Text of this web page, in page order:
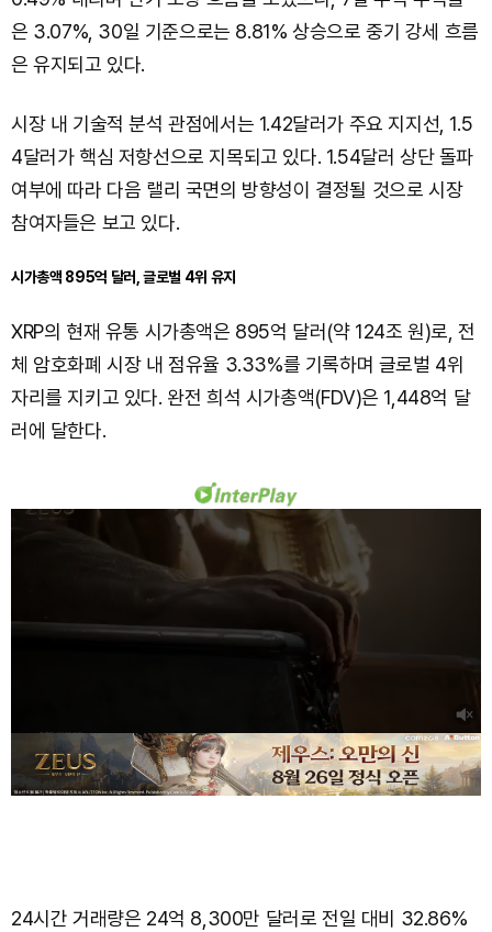
은 3.07%, 30일 기준으로는 8.81% 상승으로 중기 강세 흐름
은 유지되고 있다.
시장 내 기술적 분석 관점에서는 1.42달러가 주요 지지선, 1.5
4달러가 핵심 저항선으로 지목되고 있다. 1.54달러 상단 돌파
여부에 따라 다음 랠리 국면의 방향성이 결정될 것으로 시장
참여자들은 보고 있다.
시가총액 895억 달러, 글로벌 4위 유지
XRP의 현재 유통 시가총액은 895억 달러(약 124조 원)로, 전
체 암호화폐 시장 내 점유율 3.33%를 기록하며 글로벌 4위
자리를 지키고 있다. 완전 희석 시가총액(FDV)은 1,448억 달
러에 달한다.
24시간 거래량은 24억 8,300만 달러로 전일 대비 32.86%